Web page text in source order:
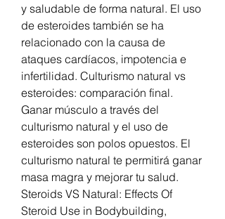
y saludable de forma natural. El uso
de esteroides también se ha
relacionado con la causa de
ataques cardíacos, impotencia e
infertilidad. Culturismo natural vs
esteroides: comparación final.
Ganar músculo a través del
culturismo natural y el uso de
esteroides son polos opuestos. El
culturismo natural te permitirá ganar
masa magra y mejorar tu salud.
Steroids VS Natural: Effects Of
Steroid Use in Bodybuilding,